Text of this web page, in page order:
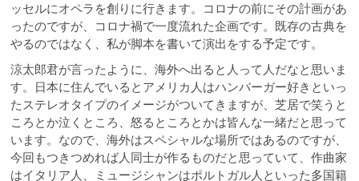
ッセルにオペラを創りに行きます。コロナの前にその計画があ
ったのですが、コロナ禍で一度流れた企画です。既存の古典を
やるのではなく、私が脚本を書いて演出をする予定です。
涼太郎君が言ったように、海外へ出ると人って人だなと思いま
す。日本に住んでいるとアメリカ人はハンバーガー好きといっ
たステレオタイプのイメージがついてきますが、芝居で笑うと
ころとか泣くところ、怒るところとかは皆んな一緒だと思って
います。なので、海外はスペシャルな場所ではあるのですが、
今回もつきつめれば人同士が作るものだと思っていて、作曲家
はイタリア人、ミュージシャンはポルトガル人といった多国籍